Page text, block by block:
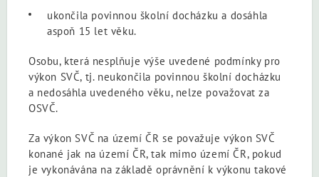
ukončila povinnou školní docházku a dosáhla
aspoň 15 let věku.
Osobu, která nesplňuje výše uvedené podmínky pro
výkon SVČ, tj. neukončila povinnou školní docházku
a nedosáhla uvedeného věku, nelze považovat za
OSVČ.
Za výkon SVČ na území ČR se považuje výkon SVČ
konané jak na území ČR, tak mimo území ČR, pokud
je vykonávána na základě oprávnění k výkonu takové